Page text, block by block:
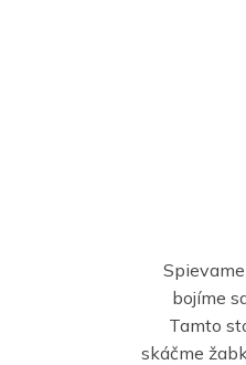
bojíme
Tamto
skáčme